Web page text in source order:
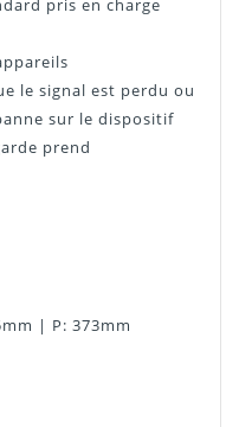
pris en charge
le signal est perdu ou
sur le dispositif
prend
| P: 373mm